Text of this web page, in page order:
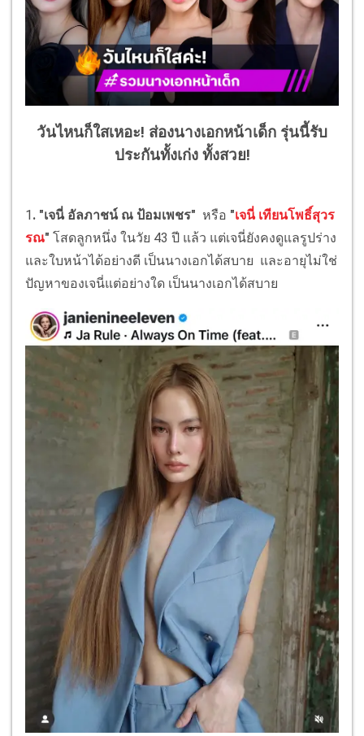
วันไหนก็ใสเหอะ! ส่องนางเอกหน้าเด็ก รุ่นนี้รับ
ประกันทั้งเก่ง ทั้งสวย!
1 . "เจนี่ อัลภาชน์ ณ ป้อมเพชร" หรือ "เจนี่ เทียนโพธิ์สุวร
รณ" โสดลูกหนึ่ง ในวัย 43 ปี แล้ว แต่เจนี่ยังคงดูแลรูปร่าง
และใบหน้าได้อย่างดี เป็นนางเอกได้สบาย และอายุไม่ใช่
ปัญหาของเจนี่แต่อย่างใด เป็นนางเอกได้สบาย